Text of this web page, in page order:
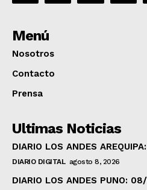
Menú
Nosotros
Contacto
Prensa
Ultimas Noticias
DIARIO LOS ANDES
DIARIO DIGITAL agosto 8, 2026
DIARIO LOS ANDES PUNO: